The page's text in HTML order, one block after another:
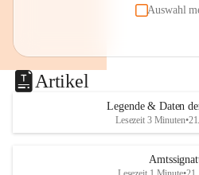
Auswahl
Artikel
Legende & Daten
Lesezeit 3 Minuten•